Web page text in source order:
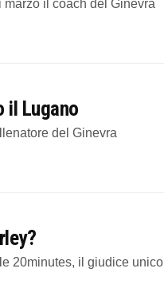
il coach del Ginevra
il Lugano
del Ginevra
20minutes, il giudice unico